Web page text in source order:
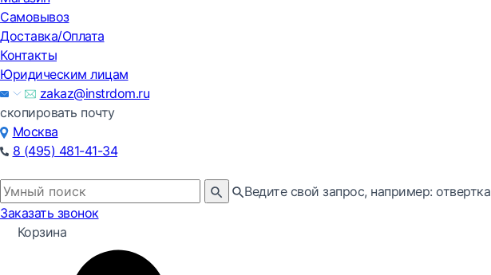
Самовывоз
Доставка/Оплата
Контакты
Юридическим лицам
zakaz@instrdom.ru
скопировать почту
Москва
8 (495) 481-41-34
Ведите свой запрос, например: отвертка
Заказать звонок
Корзина